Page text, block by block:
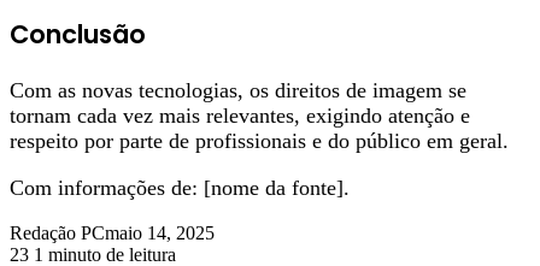
Conclusão
Com as novas tecnologias, os direitos de imagem se
tornam cada vez mais relevantes, exigindo atenção e
respeito por parte de profissionais e do público em geral.
Com informações de: [nome da fonte].
Redação PCmaio 14, 2025
23 1 minuto de leitura